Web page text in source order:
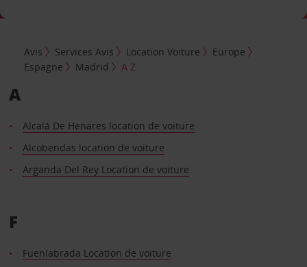
Avis Services Avis Location Voiture
Europe
Espagne
Madrid A Z
A
Alcalá De Henares location de voiture
Alcobendas location de voiture
Arganda Del Rey Location de voiture
F
Fuenlabrada Location de voiture